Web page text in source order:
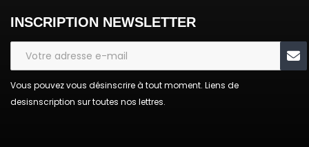
INSCRIPTION NEWSLETTER
Vous pouvez vous désinscrire à tout moment. Liens de
desisnscription sur toutes nos lettres.